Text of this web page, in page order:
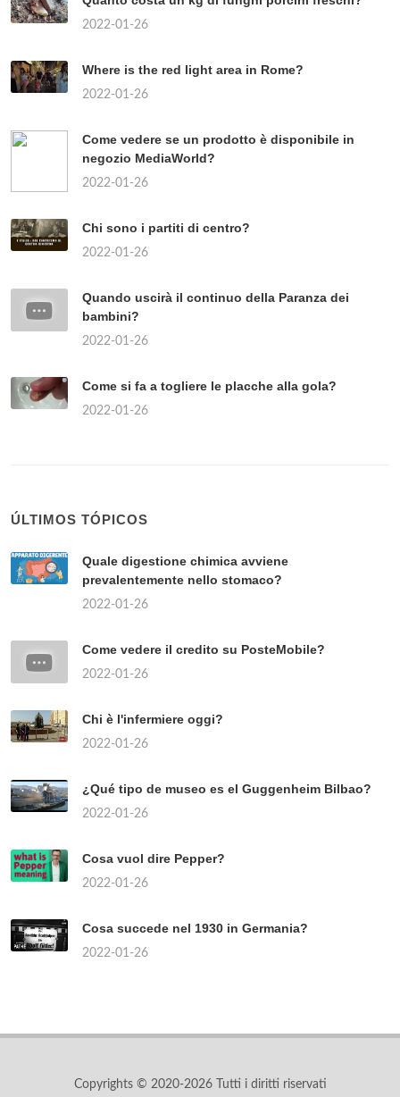
2022-01-26
Where is the red light area in Rome?
2022-01-26
Come vedere se un prodotto è disponibile in
negozio MediaWorld?
2022-01-26
Chi sono i partiti di centro?
2022-01-26
Quando uscirà il continuo della Paranza dei
bambini?
2022-01-26
Come si fa a togliere le placche alla gola?
2022-01-26
ÚLTIMOS TÓPICOS
Quale digestione chimica avviene
prevalentemente nello stomaco?
2022-01-26
Come vedere il credito su PosteMobile?
2022-01-26
Chi è l'infermiere oggi?
2022-01-26
¿Qué tipo de museo es el Guggenheim Bilbao?
2022-01-26
Cosa vuol dire Pepper?
2022-01-26
Cosa succede nel 1930 in Germania?
2022-01-26
Copyrights © 2020-2026 Tutti i diritti riservati